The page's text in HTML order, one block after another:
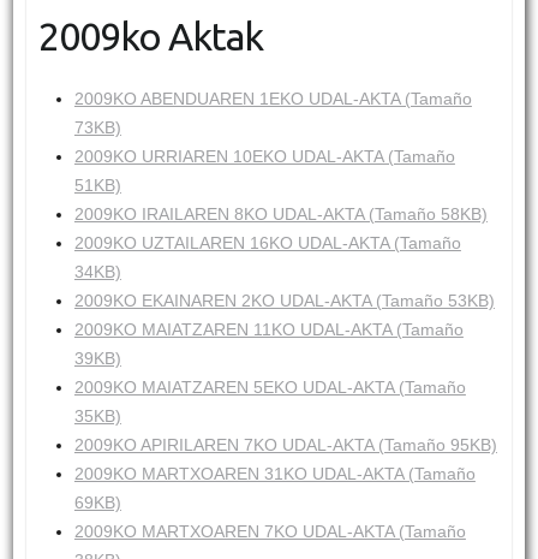
2009ko Aktak
2009KO ABENDUAREN 1EKO UDAL-AKTA (Tamaño
73KB)
2009KO URRIAREN 10EKO UDAL-AKTA (Tamaño
51KB)
2009KO IRAILAREN 8KO UDAL-AKTA (Tamaño 58KB)
2009KO UZTAILAREN 16KO UDAL-AKTA (Tamaño
34KB)
2009KO EKAINAREN 2KO UDAL-AKTA (Tamaño 53KB)
2009KO MAIATZAREN 11KO UDAL-AKTA (Tamaño
39KB)
2009KO MAIATZAREN 5EKO UDAL-AKTA (Tamaño
35KB)
2009KO APIRILAREN 7KO UDAL-AKTA (Tamaño 95KB)
2009KO MARTXOAREN 31KO UDAL-AKTA (Tamaño
69KB)
2009KO MARTXOAREN 7KO UDAL-AKTA (Tamaño